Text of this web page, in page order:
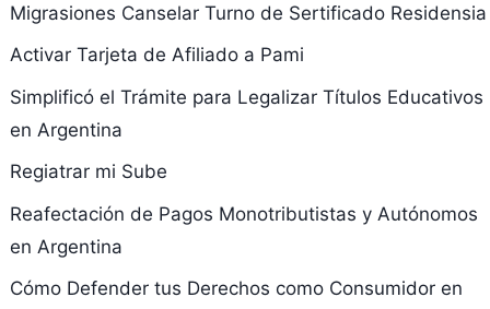
Migrasiones Canselar Turno de Sertificado Residensia
Activar Tarjeta de Afiliado a Pami
Simplificó el Trámite para Legalizar Títulos Educativos
en Argentina
Regiatrar mi Sube
Reafectación de Pagos Monotributistas y Autónomos
en Argentina
Cómo Defender tus Derechos como Consumidor en